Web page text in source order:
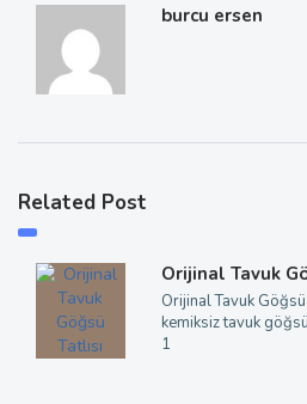
burcu ersen
Related Post
Orijinal Tavuk
Orijinal Tavuk Göğsü
kemiksiz tavuk
1